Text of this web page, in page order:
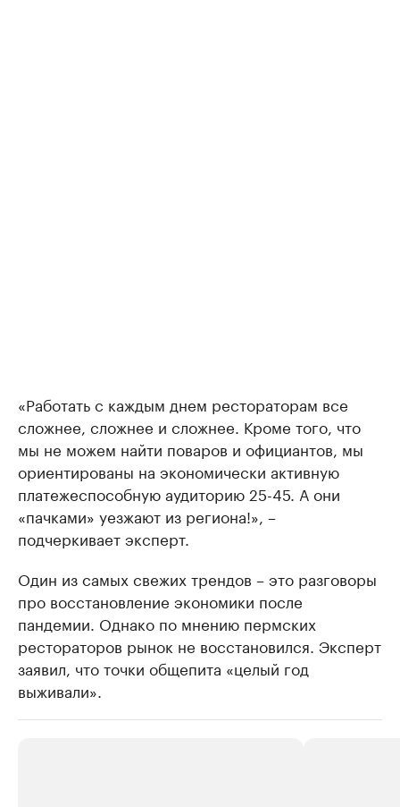
«Работать с каждым днем рестораторам все
сложнее, сложнее и сложнее. Кроме того, что
мы не можем найти поваров и официантов, мы
ориентированы на экономически активную
платежеспособную аудиторию 25-45. А они
«пачками» уезжают из региона!», –
подчеркивает эксперт.
Один из самых свежих трендов – это разговоры
про восстановление экономики после
пандемии. Однако по мнению пермских
рестораторов рынок не восстановился. Эксперт
заявил, что точки общепита «целый год
выживали».